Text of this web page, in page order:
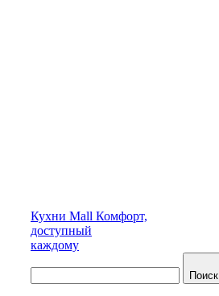
Кухни Mall Комфорт,
доступный
каждому
Поиск